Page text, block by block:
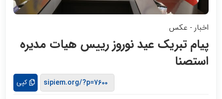
اخبار - عکس
پیام تبریک عید نوروز رییس هیات مدیره
استصنا
کپی